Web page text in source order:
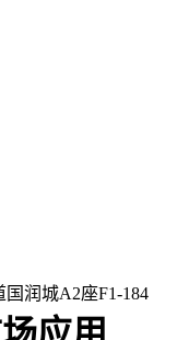
润城A2座F1-184